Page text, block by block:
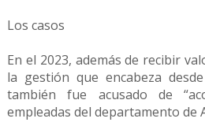
Los casos
En el 2023, además de recibir
la gestión que encabeza
también fue acusado de
empleadas del departamento de